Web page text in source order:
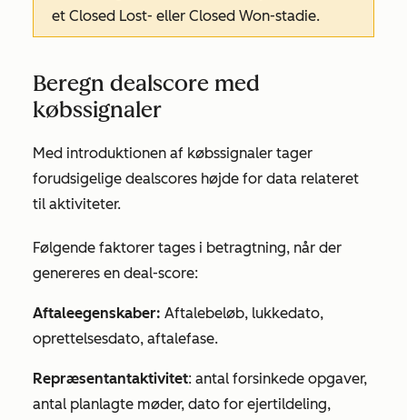
et Closed Lost- eller Closed Won-stadie.
Beregn dealscore med
købssignaler
Med introduktionen af købssignaler tager
forudsigelige dealscores højde for data relateret
til aktiviteter.
Følgende faktorer tages i betragtning, når der
genereres en deal-score:
Aftaleegenskaber: Aftalebeløb, lukkedato,
oprettelsesdato, aftalefase.
Repræsentantaktivitet: antal forsinkede opgaver,
antal planlagte møder, dato for ejertildeling,